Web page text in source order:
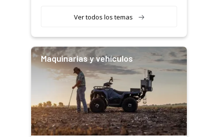
Ver todos los temas
Maquinarias y vehículos